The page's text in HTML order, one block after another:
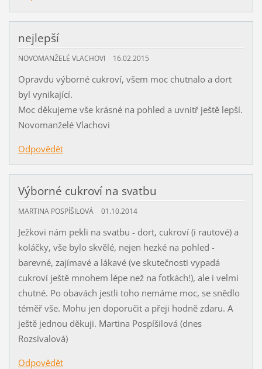
nejlepší
NOVOMANŽELÉ VLACHOVI 16.02.2015
Opravdu výborné cukroví, všem moc chutnalo a dort
byl vynikající.
Moc děkujeme vše krásné na pohled a uvnitř ještě lepší.
Novomanželé Vlachovi
Odpovědět
Výborné cukroví na svatbu
MARTINA POSPÍŠILOVÁ 01.10.2014
Ježkovi nám pekli na svatbu - dort, cukroví (i rautové) a
koláčky, vše bylo skvělé, nejen hezké na pohled -
barevné, zajímavé a lákavé (ve skutečnosti vypadá
cukroví ještě mnohem lépe než na fotkách!), ale i velmi
chutné. Po obavách jestli toho nemáme moc, se snědlo
téměř vše. Mohu jen doporučit a přeji hodně zdaru. A
ještě jednou děkuji. Martina Pospíšilová (dnes
Rozsívalová)
Odpovědět